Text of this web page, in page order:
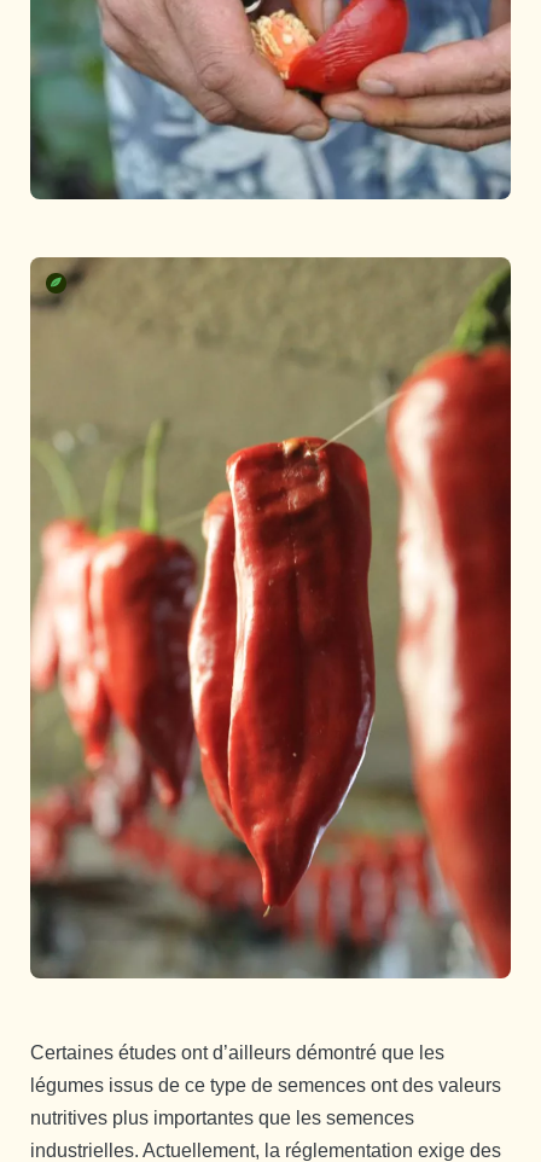
Certaines études ont d’ailleurs démontré que les
légumes issus de ce type de semences ont des valeurs
nutritives plus importantes que les semences
industrielles. Actuellement, la réglementation exige des